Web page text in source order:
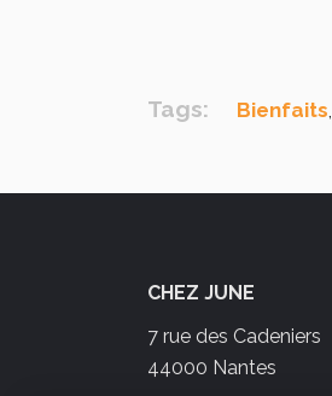
Tags: Bienfaits,
CHEZ JUNE
7 rue des Cadeniers
44000 Nantes